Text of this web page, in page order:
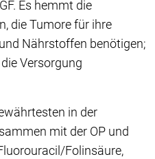
Es hemmt die
die Tumore für ihre
Nährstoffen benötigen;
Versorgung
in der
mit der OP und
Folinsäure,